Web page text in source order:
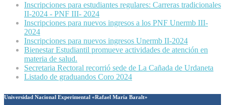
Inscripciones para estudiantes regulares: Carreras tradicionales
II-2024 - PNF III- 2024
Inscripciones para nuevos ingresos a los PNF Unermb III-
2024
Inscripciones para nuevos ingresos Unermb II-2024
Bienestar Estudiantil promueve actividades de atención en
materia de salud.
Secretaria Rectoral recorrió sede de La Cañada de Urdaneta
Listado de graduandos Coro 2024
Universidad Nacional Experimental «Rafael María Baralt»